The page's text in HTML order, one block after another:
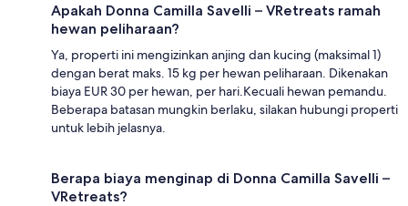
Apakah Donna Camilla Savelli – VRetreats ramah
hewan peliharaan?
Ya, properti ini mengizinkan anjing dan kucing (maksimal 1)
dengan berat maks. 15 kg per hewan peliharaan. Dikenakan
biaya EUR 30 per hewan, per hari.Kecuali hewan pemandu.
Beberapa batasan mungkin berlaku, silakan hubungi properti
untuk lebih jelasnya.
Berapa biaya menginap di Donna Camilla Savelli –
VRetreats?